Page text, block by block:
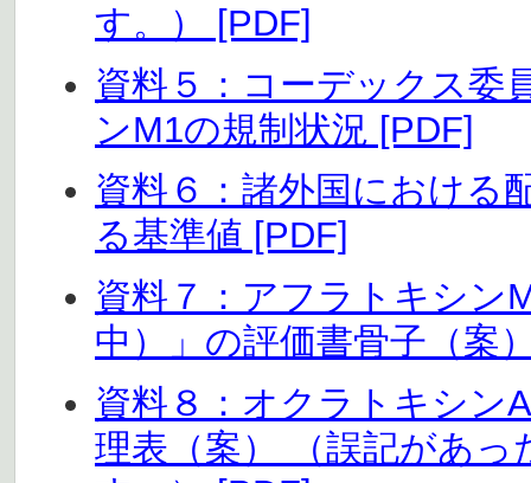
す。） [PDF]
資料５：コーデックス委
ンM1の規制状況 [PDF]
資料６：諸外国における
る基準値 [PDF]
資料７：アフラトキシン
中）」の評価書骨子（案
資料８：オクラトキシン
理表（案） （誤記があ